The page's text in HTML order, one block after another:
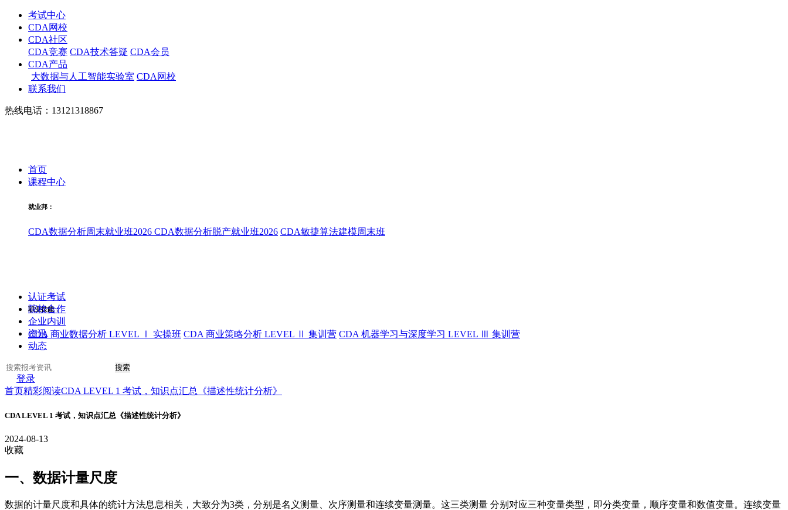
考试中心
CDA网校
CDA社区
CDA竞赛 CDA技术答疑 CDA会员
CDA产品
大数据与人工智能实验室 CDA网校
联系我们
热线电话：13121318867
首页
课程中心
就业邦：
CDA数据分析周末就业班2026 CDA数据分析脱产就业班2026 CDA敏捷算法建模周末班
职业技能：
CDA 商业数据分析 LEVEL Ⅰ 实操班 CDA 商业策略分析 LEVEL Ⅱ 集训营 CDA 机器学习与深度学习 LEVEL Ⅲ 集训营
认证考试
院校合作
企业内训
资讯
动态
搜索
登录
首页精彩阅读CDA LEVEL 1 考试，知识点汇总《描述性统计分析》
CDA LEVEL 1 考试，知识点汇总《描述性统计分析》
2024-08-13
收藏
一、数据计量尺度
数据的计量尺度和具体的统计方法息息相关，大致分为3类，分别是名义测量、次序测量和连续变量测量。这三类测量 分别对应三种变量类型，即分类变量，顺序变量和数值变量。连续变量